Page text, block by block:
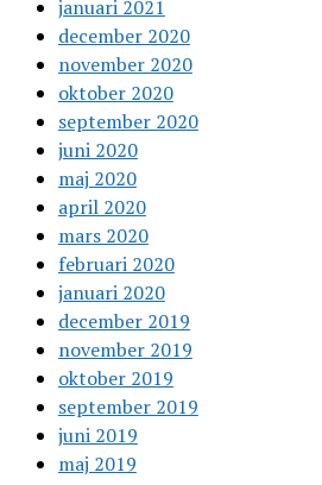
januari 2021
december 2020
november 2020
oktober 2020
september 2020
juni 2020
maj 2020
april 2020
mars 2020
februari 2020
januari 2020
december 2019
november 2019
oktober 2019
september 2019
juni 2019
maj 2019